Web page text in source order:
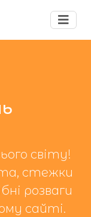
світу!
стежки
розваги
сайті.